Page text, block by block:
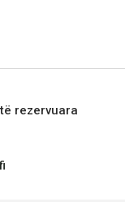
rezervuara